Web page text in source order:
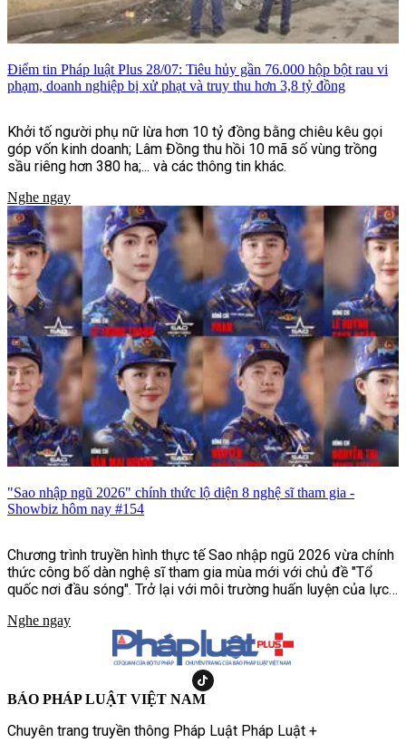
Điểm tin Pháp luật Plus 28/07: Tiêu hủy gần 76.000 hộp bột rau vi
phạm, doanh nghiệp bị xử phạt và truy thu hơn 3,8 tỷ đồng
Khởi tố người phụ nữ lừa hơn 10 tỷ đồng bằng chiêu kêu gọi
góp vốn kinh doanh; Lâm Đồng thu hồi 10 mã số vùng trồng
sầu riêng hơn 380 ha;... và các thông tin khác.
Nghe ngay
"Sao nhập ngũ 2026" chính thức lộ diện 8 nghệ sĩ tham gia -
Showbiz hôm nay #154
Chương trình truyền hình thực tế Sao nhập ngũ 2026 vừa chính
thức công bố dàn nghệ sĩ tham gia mùa mới với chủ đề "Tổ
quốc nơi đầu sóng". Trở lại với môi trường huấn luyện của lực
những thử thách khắc nghiệt hơn, chân thực hơn, tái hiện cuộc
sống và quá trình rèn luyện của những người lính nơi đầu sóng
Nghe ngay
BÁO PHÁP LUẬT VIỆT NAM
Chuyên trang truyền thông Pháp Luật Pháp Luật +